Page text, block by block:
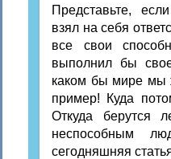
Представьте,
взял на себя
все свои
выполнил бы
каком бы мире мы
пример! Куда
Откуда берутся
неспособным
сегодняшняя